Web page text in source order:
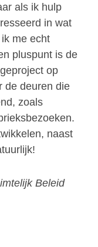
als ik hulp
in wat
me echt
pluspunt is de
op
de deuren die
zoals
naast
Beleid